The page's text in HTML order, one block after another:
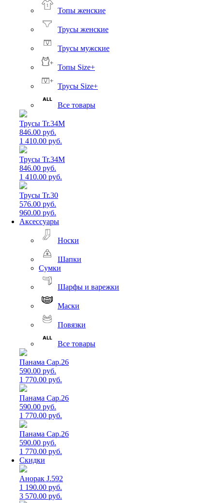
Топы женские
Трусы женские
Трусы мужские
Топы Size+
Трусы Size+
Все товары
Трусы Tr.34M
846.00 руб.
1 410.00 руб.
Трусы Tr.34M
846.00 руб.
1 410.00 руб.
Трусы Tr.30
576.00 руб.
960.00 руб.
Аксессуары
Носки
Шапки
Сумки
Шарфы и варежки
Маски
Повязки
Все товары
Панама Cap.26
590.00 руб.
1 770.00 руб.
Панама Cap.26
590.00 руб.
1 770.00 руб.
Панама Cap.26
590.00 руб.
1 770.00 руб.
Скидки
Анорак J.592
1 190.00 руб.
3 570.00 руб.